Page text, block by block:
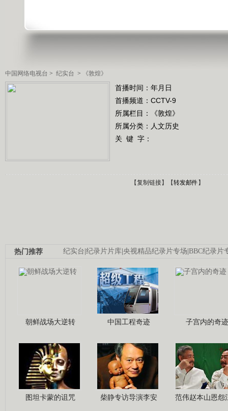
中国网络电视台 > 纪实台 > 《敦煌》
首播时间：年月日
首播频道： CCTV-9
所属栏目：
《敦煌》
所属分类：人文历史
关 键 字：
【复制链接】【转发邮件】
纪实台|纪录片片库|央视精品纪录片专场|BBC纪录片
热门推荐
朝鲜战场大逆转 中国工程奇迹 子宫内的奇迹
图坦卡蒙的诅咒 柴静专访导演李安 范伟赵本山恩怨